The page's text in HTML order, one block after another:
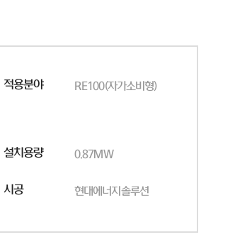
적용분야 RE100(자가소비형)
설치용량 0.87MW
시공 현대에너지솔루션